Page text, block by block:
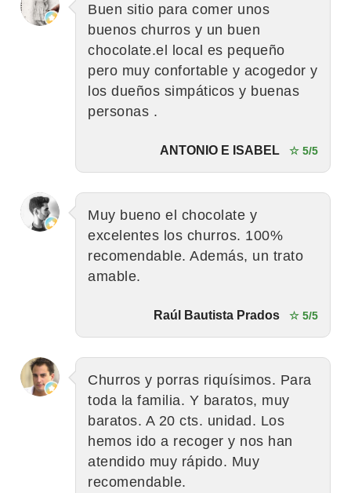
Buen sitio para comer unos
buenos churros y un buen
chocolate.el local es pequeño
pero muy confortable y acogedor y
los dueños simpáticos y buenas
personas .
ANTONIO E ISABEL ☆ 5/5
Muy bueno el chocolate y
excelentes los churros. 100%
recomendable. Además, un trato
amable.
Raúl Bautista Prados ☆ 5/5
Churros y porras riquísimos. Para
toda la familia. Y baratos, muy
baratos. A 20 cts. unidad. Los
hemos ido a recoger y nos han
atendido muy rápido. Muy
recomendable.